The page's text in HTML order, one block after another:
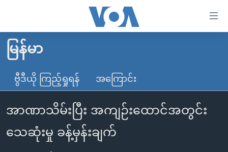
လွယ်ကူ
စေ
သည့်
များ
ပင်မ
မူလစာမျက်နှာ
မြန်မာ
ကမ္ဘာ့သတင်းများ
နိုင်ငံတကာ
အမေရိကန်
ဗွီဒီယို
သတင်းလွတ်လပ်ခွင့်
ရပ်ဝန်းတခု လမ်းတခု အလွန်
မြန်မာ
ဗွီဒီယို ကြည့်ရှုရန် အကြောင်း
အာဏာသိမ်းပြီး အကျဉ်းထောင်အတွင်း
သေဆုံးမှု ခန့်မှန်းချက်